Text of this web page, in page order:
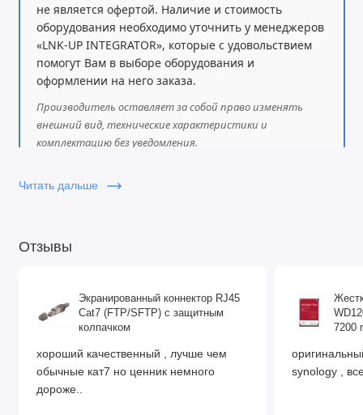
BPDU фильтрация
Контроль широковещательных штормов
Автообучение MAC-адресов
не является офертой. Наличие и стоимость
оборудования необходимо уточнить у менеджеров
«LNK-UP INTEGRATOR», которые с удовольствием
помогут Вам в выборе оборудования и
оформлении на него заказа.
Производитель оставляет за собой право изменять
внешний вид, технические характеристики и
комплектацию без уведомления.
Читать дальше
Отзывы
Экранированный коннектор RJ45
Cat7 (FTP/SFTP) с защитным
колпачком
хороший качественный , лучше чем
обычные кат7 но ценник немного
дороже..
7200
synology ,